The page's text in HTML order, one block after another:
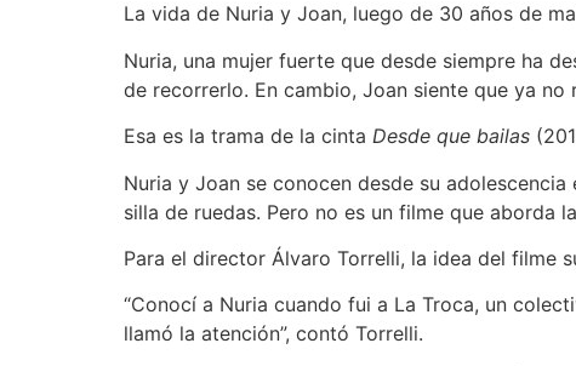
La vida de Nuria y Joan, luego de 30 años de
Nuria, una mujer fuerte que desde siempre ha
de recorrerlo. En cambio, Joan siente que ya
Esa es la trama de la cinta Desde que bailas
Nuria y Joan se conocen desde su
silla de ruedas. Pero no es un filme que aborda
Para el director Álvaro Torrelli, la idea del filme
“Conocí a Nuria cuando fui a La Troca, un
llamó la atención”, contó Torrelli.